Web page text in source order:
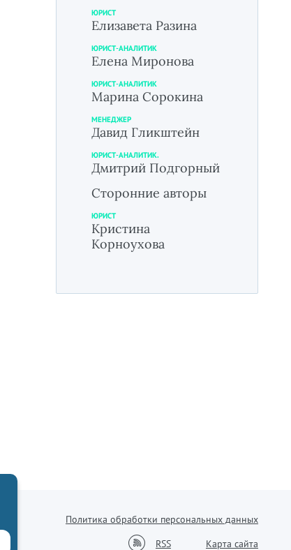
ЮРИСТ
Елизавета Разина
ЮРИСТ-АНАЛИТИК
Елена Миронова
ЮРИСТ-АНАЛИТИК
Марина Сорокина
МЕНЕДЖЕР
Давид Гликштейн
ЮРИСТ-АНАЛИТИК.
Дмитрий Подгорный
Сторонние авторы
ЮРИСТ
Кристина
Корноухова
Политика обработки персональных данных
RSS Карта сайта